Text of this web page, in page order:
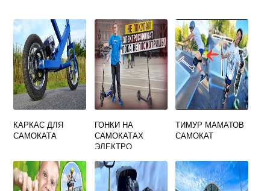
КАРКАС ДЛЯ
САМОКАТА
ГОНКИ НА
САМОКАТАХ
ЭЛЕКТРО
ТИМУР МАМАТОВ
САМОКАТ